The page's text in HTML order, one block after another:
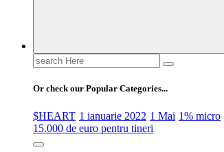
Search
for:
Or check our Popular Categories...
$HEART 1 ianuarie 2022 1 Mai 1% micro
15.000 de euro pentru tineri